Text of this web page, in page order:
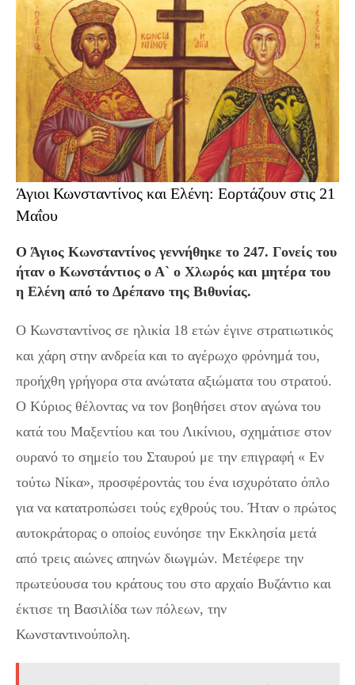
Άγιοι Κωνσταντίνος και Ελένη: Εορτάζουν στις 21
Μαΐου
Ο Άγιος Κωνσταντίνος γεννήθηκε το 247. Γονείς του
ήταν ο Κωνστάντιος ο Α` ο Χλωρός και μητέρα του
η Ελένη από το Δρέπανο της Βιθυνίας.
Ο Κωνσταντίνος σε ηλικία 18 ετών έγινε στρατιωτικός
και χάρη στην ανδρεία και το αγέρωχο φρόνημά του,
προήχθη γρήγορα στα ανώτατα αξιώματα του στρατού.
Ο Κύριος θέλοντας να τον βοηθήσει στον αγώνα του
κατά του Μαξεντίου και του Λικίνιου, σχημάτισε στον
ουρανό το σημείο του Σταυρού με την επιγραφή « Εν
τούτω Νίκα», προσφέροντάς του ένα ισχυρότατο όπλο
για να κατατροπώσει τούς εχθρούς του. Ήταν ο πρώτος
αυτοκράτορας ο οποίος ευνόησε την Εκκλησία μετά
από τρεις αιώνες απηνών διωγμών. Μετέφερε την
πρωτεύουσα του κράτους του στο αρχαίο Βυζάντιο και
έκτισε τη Βασιλίδα των πόλεων, την
Κωνσταντινούπολη.